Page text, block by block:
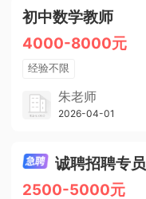
初中数学教师
4000-8000元
经验不限
学历不限
1人
朱老师
博学启智教育
2026-04-01
诚聘招聘专
2500-5000元